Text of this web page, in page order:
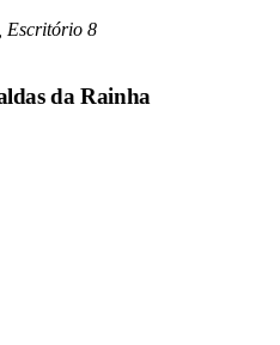
Escritório 8
da Rainha